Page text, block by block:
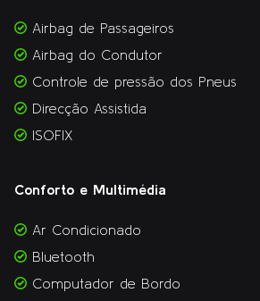
Airbag de Passageiros
Airbag do Condutor
Controle de pressão dos Pneus
Direcção Assistida
ISOFIX
Conforto e Multimédia
Ar Condicionado
Bluetooth
Computador de Bordo